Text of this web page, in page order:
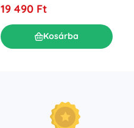
19 490 Ft
Kosárba